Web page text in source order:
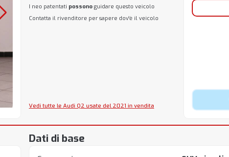
I neo patentati possonoguidare questo veicolo
Contatta il rivenditore per sapere dov'è il veicolo
Vedi tutte le Audi Q2 usate del 2021 in vendita
Dati di base